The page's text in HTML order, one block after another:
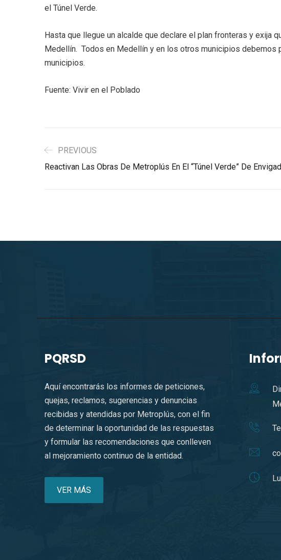
el Túnel Verde.
Hasta que llegue un alcalde que declare el plan fronteras y exija
Medellín. Todos en Medellín y en los otros municipios debemos
municipios.
Fuente: Vivir en el Poblado
PREVIOUS
Reactivan Las Obras De Metroplús En El “Túnel Verde” De
PQRSD
Aquí encontrarás los informes de peticiones,
quejas, reclamos, sugerencias y denuncias
recibidas y atendidas por Metroplús, con el fin
de determinar la oportunidad de las respuestas
y formular las recomendaciones que conlleven
al mejoramiento continuo de la entidad.
VER MÁS